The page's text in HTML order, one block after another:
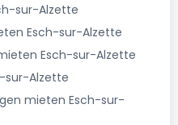
sur-Alzette
Esch-sur-Alzette
Esch-sur-Alzette
sur-Alzette
mieten Esch-sur-